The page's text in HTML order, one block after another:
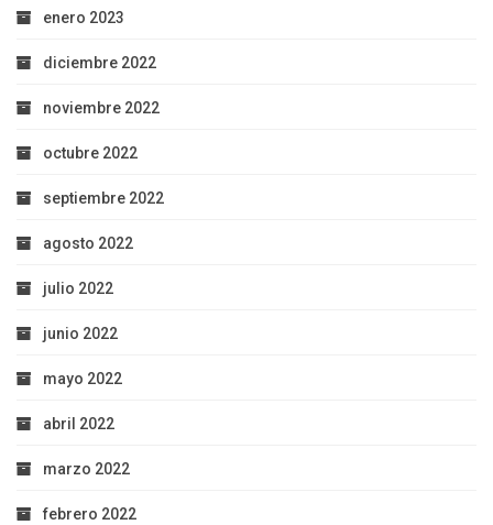
enero 2023
diciembre 2022
noviembre 2022
octubre 2022
septiembre 2022
agosto 2022
julio 2022
junio 2022
mayo 2022
abril 2022
marzo 2022
febrero 2022